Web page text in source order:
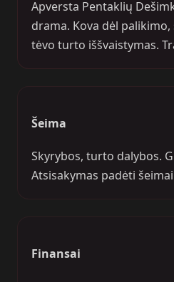
Apversta Pentaklių
drama. Kova dėl
tėvo turto iššvaistymas.
Šeima
Skyrybos, turto dalybos.
Atsisakymas padėti
Finansai